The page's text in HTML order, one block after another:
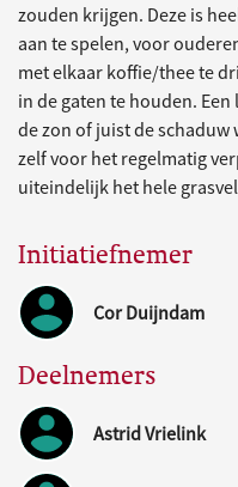
zouden krijgen. Deze is
aan te spelen, voor
met elkaar koffie/thee te
in de gaten te houden.
de zon of juist de schaduw
zelf voor het regelmatig
uiteindelijk het hele
Initiatiefnemer
Cor Duijndam
Deelnemers
Astrid Vrielink